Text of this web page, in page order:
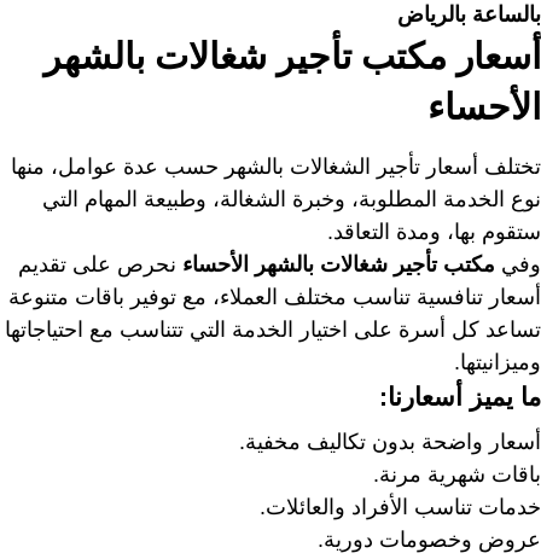
بالساعة بالرياض
أسعار مكتب تأجير شغالات بالشهر
الأحساء
تختلف أسعار تأجير الشغالات بالشهر حسب عدة عوامل، منها
نوع الخدمة المطلوبة، وخبرة الشغالة، وطبيعة المهام التي
ستقوم بها، ومدة التعاقد.
وفي مكتب تأجير شغالات بالشهر الأحساء نحرص على تقديم
أسعار تنافسية تناسب مختلف العملاء، مع توفير باقات متنوعة
تساعد كل أسرة على اختيار الخدمة التي تتناسب مع احتياجاتها
وميزانيتها.
ما يميز أسعارنا:
أسعار واضحة بدون تكاليف مخفية.
باقات شهرية مرنة.
خدمات تناسب الأفراد والعائلات.
عروض وخصومات دورية.